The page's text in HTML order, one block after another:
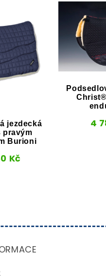
jezdecká
pravým
Burioni
Kč
4